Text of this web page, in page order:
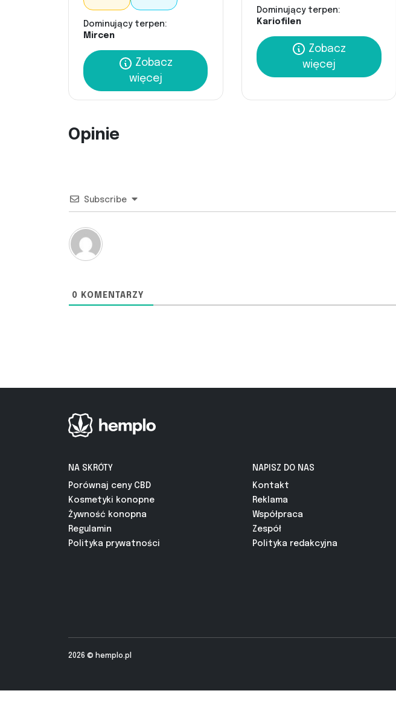
Dominujący terpen:
Mircen
Zobacz
więcej
Dominujący terpen:
Kariofilen
Zobacz
więcej
Opinie
Subscribe
0 KOMENTARZY
NA SKRÓTY
Porównaj ceny CBD
Kosmetyki konopne
Żywność konopna
Regulamin
Polityka prywatności
NAPISZ DO NAS
Kontakt
Reklama
Współpraca
Zespół
Polityka redakcyjna
2026 © hemplo.pl